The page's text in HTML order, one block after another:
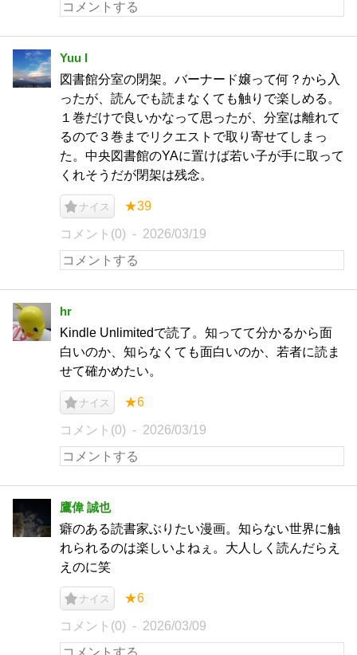
Yuu I
図書館分室の閉架。バーナード嬢って何？から入
ったが、読んでも読まなくても触りで楽しめる。
１巻だけで良いかなって思ったが、分室は離れて
るので３巻までリクエストで取り寄せてしまっ
た。中央図書館のYAに置けば若い子が手に取って
くれそうだが閉架は残念。
ナイス ★39
コメント(0) 2026/03/19
hr
Kindle Unlimitedで読了。知ってて分かるから面
白いのか、知らなくても面白いのか、若者に読ま
せて確かめたい。
ナイス ★6
コメント(0) 2026/03/19
鷹偉 誠也
癖のある読書家ぶりたい漫画。知らない世界に触
れられるのは楽しいよねぇ。大人しく読んだらえ
えのに笑
ナイス ★6
コメント(0) 2026/03/09